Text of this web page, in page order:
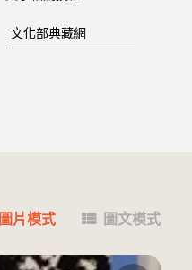
建檔單位
圖片模式 圖文模式